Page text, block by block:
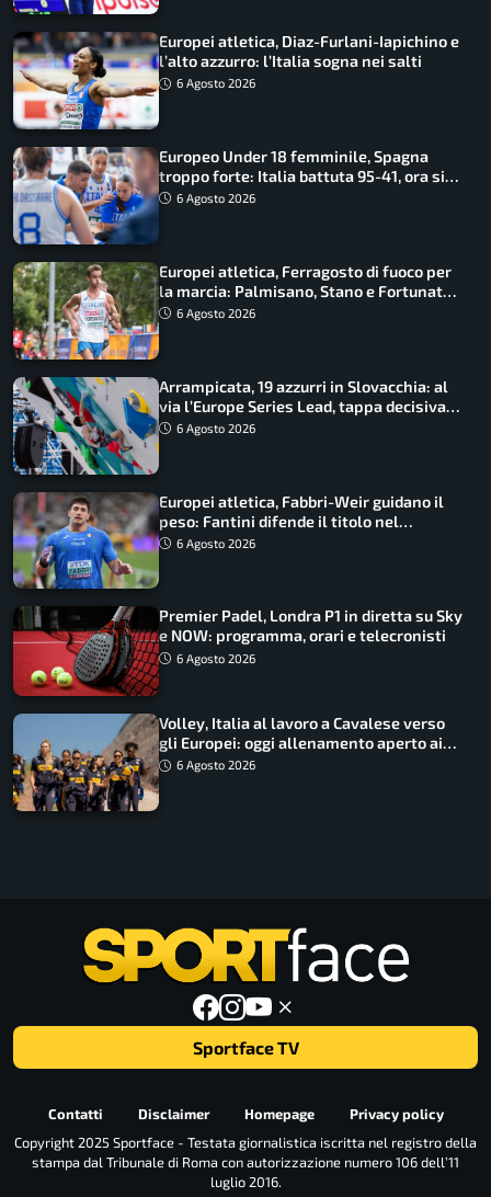
Europei atletica, Diaz-Furlani-Iapichino e
l’alto azzurro: l’Italia sogna nei salti
6 Agosto 2026
Europeo Under 18 femminile, Spagna
troppo forte: Italia battuta 95-41, ora si
gioca il Mondiale
6 Agosto 2026
Europei atletica, Ferragosto di fuoco per
la marcia: Palmisano, Stano e Fortunato
guidano l’Italia
6 Agosto 2026
Arrampicata, 19 azzurri in Slovacchia: al
via l’Europe Series Lead, tappa decisiva
per la Speed
6 Agosto 2026
Europei atletica, Fabbri-Weir guidano il
peso: Fantini difende il titolo nel
martello
6 Agosto 2026
Premier Padel, Londra P1 in diretta su Sky
e NOW: programma, orari e telecronisti
6 Agosto 2026
Volley, Italia al lavoro a Cavalese verso
gli Europei: oggi allenamento aperto ai
tifosi
6 Agosto 2026
Sportface TV
Contatti Disclaimer Homepage
Privacy policy
Copyright 2025 Sportface - Testata giornalistica iscritta nel registro della
stampa dal Tribunale di Roma con autorizzazione numero 106 dell’11
luglio 2016.